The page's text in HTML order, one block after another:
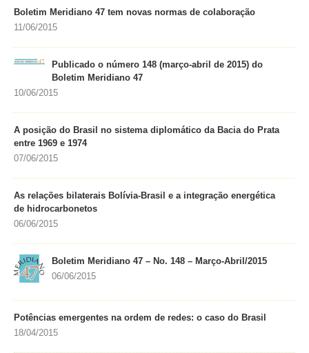
Boletim Meridiano 47 tem novas normas de colaboração
11/06/2015
Publicado o número 148 (março-abril de 2015) do
Boletim Meridiano 47
10/06/2015
A posição do Brasil no sistema diplomático da Bacia do Prata
entre 1969 e 1974
07/06/2015
As relações bilaterais Bolívia-Brasil e a integração energética
de hidrocarbonetos
06/06/2015
Boletim Meridiano 47 – No. 148 – Março-Abril/2015
06/06/2015
Potências emergentes na ordem de redes: o caso do Brasil
18/04/2015